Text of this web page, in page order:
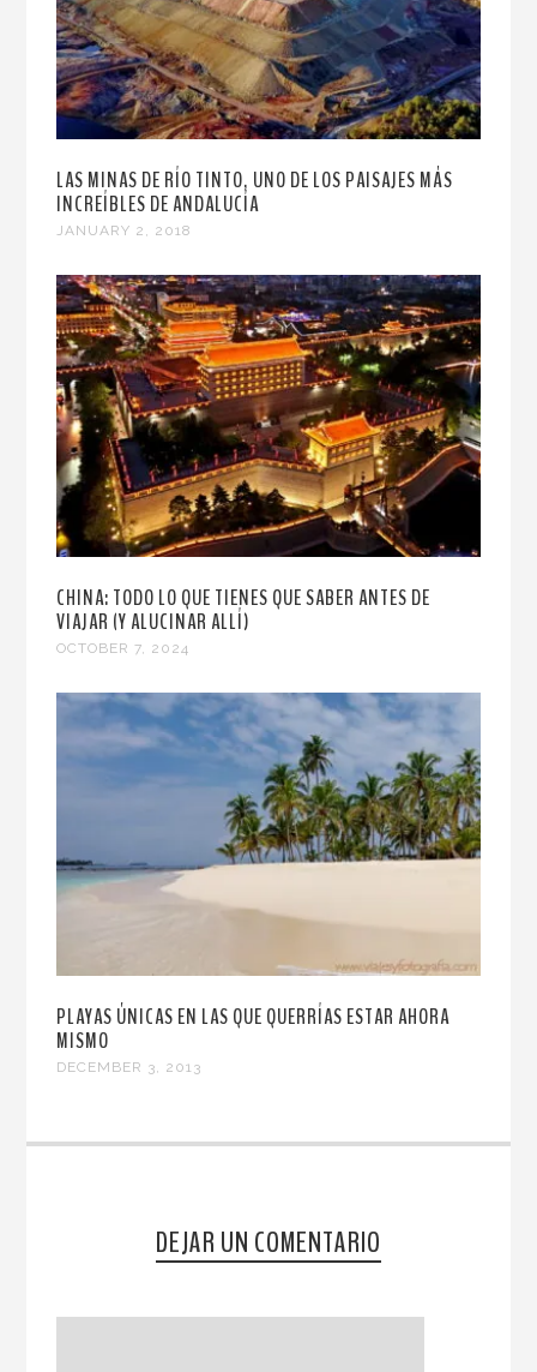
LAS MINAS DE RÍO TINTO, UNO DE LOS PAISAJES MÁS
INCREÍBLES DE ANDALUCÍA
JANUARY 2, 2018
CHINA: TODO LO QUE TIENES QUE SABER ANTES DE
VIAJAR (Y ALUCINAR ALLÍ)
OCTOBER 7, 2024
PLAYAS ÚNICAS EN LAS QUE QUERRÍAS ESTAR AHORA
MISMO
DECEMBER 3, 2013
DEJAR UN COMENTARIO